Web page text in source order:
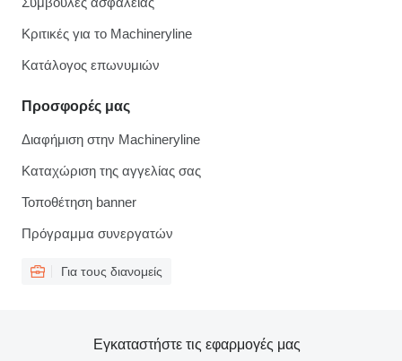
Κριτικές για το Machineryline
Κατάλογος επωνυμιών
Προσφορές μας
Διαφήμιση στην Machineryline
Καταχώριση της αγγελίας σας
Τοποθέτηση banner
Πρόγραμμα συνεργατών
Για τους διανομείς
Εγκαταστήστε τις εφαρμογές μας